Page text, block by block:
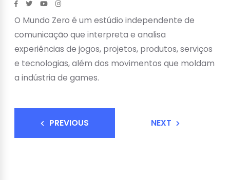
O Mundo Zero é um estúdio independente de
comunicação que interpreta e analisa
experiências de jogos, projetos, produtos, serviços
e tecnologias, além dos movimentos que moldam
a indústria de games.
PREVIOUS NEXT